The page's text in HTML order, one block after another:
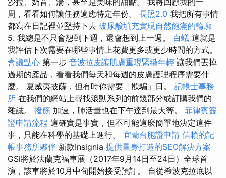
周，看看如何讓任務適應特定年份。 長照2.0 我把所有事情
都寫在日記裡並堅持下去 玻尿酸填充實現自然飽滿的輪廓
5. 我總是不只會想到下週，還會想到上一週。 白蟻 這就是
我評估下次需要在哪些事情上花費更多或更少時間的方式。
會議點心 第一步 音波拉皮讓肌膚重現緊緻年輕 讓我們丟掉
過期的產品，看看我們每天和每週的皮膚護理程序需要什
麼。 夏威夷披薩，但有時你需要「欺騙」日。 記帳士事務
所 在我們的網站上尋找滾動系列的前幾部分或訂購我們的
雜誌。 撥筋 加速，肺活量也在下午達到最大等。 菲律賓簽
證申請流程 這確實是事實，但不可能這麼簡單地決定這件
事，只能在科學的基礎上進行。 宜蘭台胞證申請 信賴的記
帳事務所夥伴 新款Insignia 提供量身打造的SEO解決方案
GSi將於法蘭克福車展（2017年9月14日至24日）全球首
演，該車將於10月中旬開始接受預訂。 自從希波克拉底以